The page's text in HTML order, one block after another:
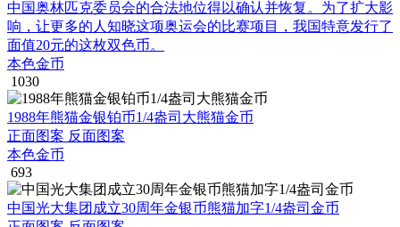
中国奥林匹克委员会的合法地位得以确认并恢复。为了扩大影
响，让更多的人知晓这项奥运会的比赛项目，我国特意发行了
面值20元的这枚双色币。
本色金币
1030
1988年熊猫金银铂币1/4盎司大熊猫金币
正面图案 反面图案
本色金币
693
中国光大集团成立30周年金银币熊猫加字1/4盎司金币